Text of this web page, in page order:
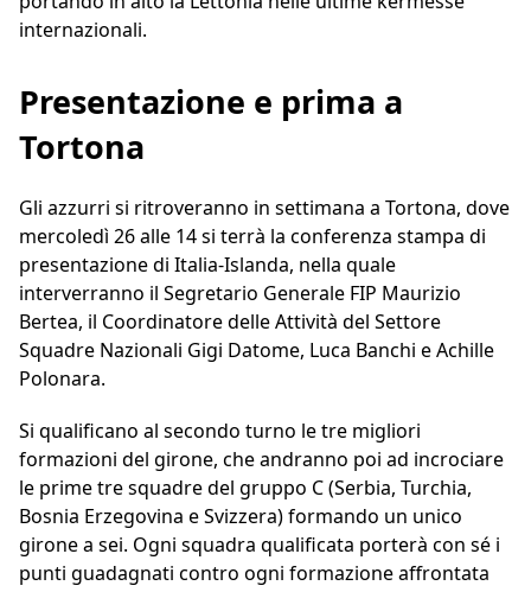
internazionali.
Presentazione e prima a
Tortona
Gli azzurri si ritroveranno in settimana a Tortona, dove
mercoledì 26 alle 14 si terrà la conferenza stampa di
presentazione di Italia-Islanda, nella quale
interverranno il Segretario Generale FIP Maurizio
Bertea, il Coordinatore delle Attività del Settore
Squadre Nazionali Gigi Datome, Luca Banchi e Achille
Polonara.
Si qualificano al secondo turno le tre migliori
formazioni del girone, che andranno poi ad incrociare
le prime tre squadre del gruppo C (Serbia, Turchia,
Bosnia Erzegovina e Svizzera) formando un unico
girone a sei. Ogni squadra qualificata porterà con sé i
punti guadagnati contro ogni formazione affrontata